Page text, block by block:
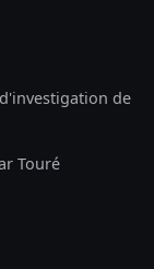
de
Touré